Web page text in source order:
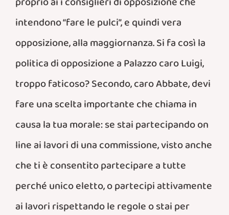
intendono “fare le pulci”, e quindi vera
opposizione, alla maggiornanza. Si fa così la
politica di opposizione a Palazzo caro Luigi,
troppo faticoso? Secondo, caro Abbate, devi
fare una scelta importante che chiama in
causa la tua morale: se stai partecipando on
line ai lavori di una commissione, visto anche
che ti è consentito partecipare a tutte
perché unico eletto, o partecipi attivamente
ai lavori rispettando le regole o stai per